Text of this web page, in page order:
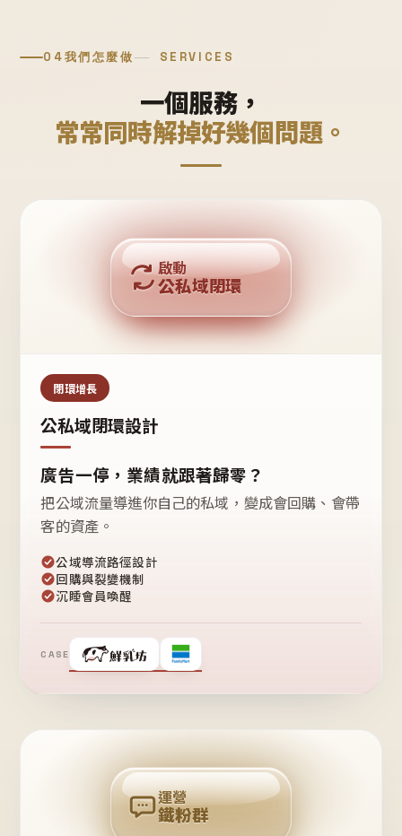
04我們怎麼做 SERVICES
一個服務，
常常同時解掉好幾個問題。
公域流量
私域鐵粉
回購複利
啟動
公私域閉環
閉環增長
公私域閉環設計
廣告一停，業績就跟著歸零？
把公域流量導進你自己的私域，變成會回購、會帶
客的資產。
公域導流路徑設計
回購與裂變機制
沉睡會員喚醒
CASE
❤
粉
回
購
運營
鐵粉群